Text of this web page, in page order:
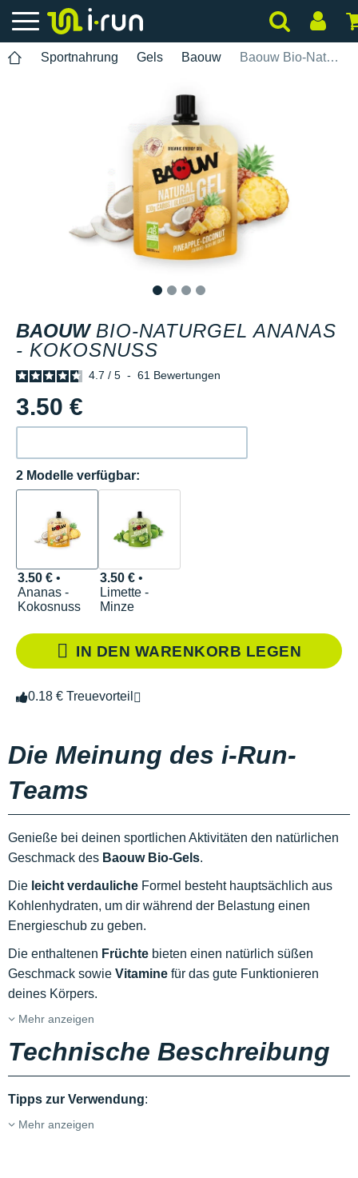
Sportnahrung Gels Baouw Baouw Bio-Naturgel Ananas - Kokosnuss
BAOUW BIO-NATURGEL ANANAS
- KOKOSNUSS
4.7 / 5 - 61 Bewertungen
3.50 €
2 Modelle verfügbar:
3.50 €•
Ananas -
Kokosnuss
3.50 €•
Limette -
Minze
IN DEN WARENKORB LEGEN
0.18 € Treuevorteil
Die Meinung des i-Run-
Teams
Genieße bei deinen sportlichen Aktivitäten den natürlichen
Geschmack des Baouw Bio-Gels.
Die leicht verdauliche Formel besteht hauptsächlich aus
Kohlenhydraten, um dir während der Belastung einen
Energieschub zu geben.
Die enthaltenen Früchte bieten einen natürlich süßen
Geschmack sowie Vitamine für das gute Funktionieren
deines Körpers.
Mehr anzeigen
Technische Beschreibung
Tipps zur Verwendung:
Mehr anzeigen